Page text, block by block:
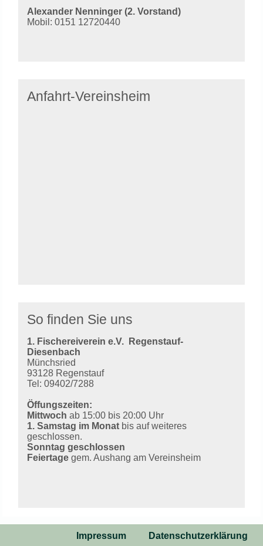
Alexander Nenninger (2. Vorstand)
Mobil: 0151 12720440
Anfahrt-Vereinsheim
So finden Sie uns
1. Fischereiverein e.V.
Regenstauf-
Diesenbach
Münchsried
93128 Regenstauf
Tel: 09402/7288
Öffungszeiten:
Mittwoch ab 15:00 bis 20:00 Uhr
1. Samstag im Monat bis auf weiteres
geschlossen.
Sonntag geschlossen
Feiertagegem. Aushang am Vereinsheim
Impressum Datenschutzerklärung